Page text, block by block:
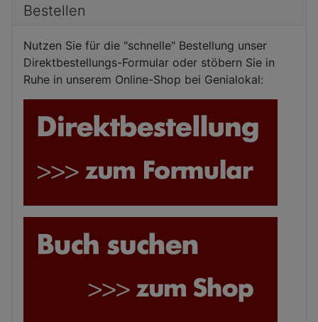
Bestellen
Nutzen Sie für die "schnelle" Bestellung unser
Direktbestellungs-Formular oder stöbern Sie in
Ruhe in unserem Online-Shop bei Genialokal: